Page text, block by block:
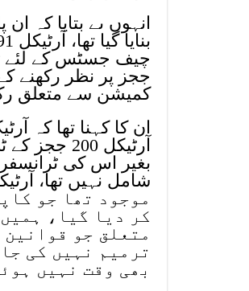
ججز پر نظر رکھنے
کمیشن سے متعلق
آرٹیکل
بغیر اس کی ٹرانسفر
کر دیا گیا،
متعلق جو
ترمیم نہیں کی
بھی وقت نہیں